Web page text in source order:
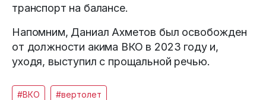
транспорт на балансе.
Напомним, Даниал Ахметов был освобожден
от должности акима ВКО в 2023 году и,
уходя, выступил с прощальной речью.
#ВКО #вертолет